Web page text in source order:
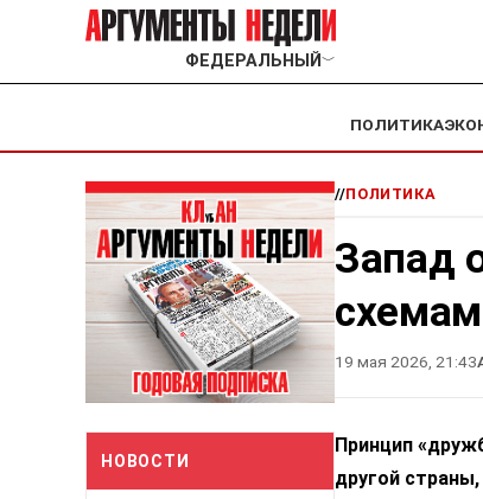
ФЕДЕРАЛЬНЫЙ ﹀
ПОЛИТИКА
НОВОСТИ
//ПОЛИТИКА
Запад
19 мая 2026, 21:43
Принцип
другой